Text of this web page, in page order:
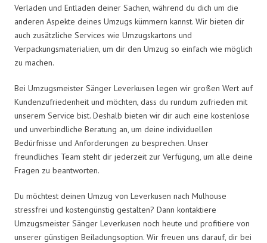
Verladen und Entladen deiner Sachen, während du dich um die
anderen Aspekte deines Umzugs kümmern kannst. Wir bieten dir
auch zusätzliche Services wie Umzugskartons und
Verpackungsmaterialien, um dir den Umzug so einfach wie möglich
zu machen.
Bei Umzugsmeister Sänger Leverkusen legen wir großen Wert auf
Kundenzufriedenheit und möchten, dass du rundum zufrieden mit
unserem Service bist. Deshalb bieten wir dir auch eine kostenlose
und unverbindliche Beratung an, um deine individuellen
Bedürfnisse und Anforderungen zu besprechen. Unser
freundliches Team steht dir jederzeit zur Verfügung, um alle deine
Fragen zu beantworten.
Du möchtest deinen Umzug von Leverkusen nach Mulhouse
stressfrei und kostengünstig gestalten? Dann kontaktiere
Umzugsmeister Sänger Leverkusen noch heute und profitiere von
unserer günstigen Beiladungsoption. Wir freuen uns darauf, dir bei